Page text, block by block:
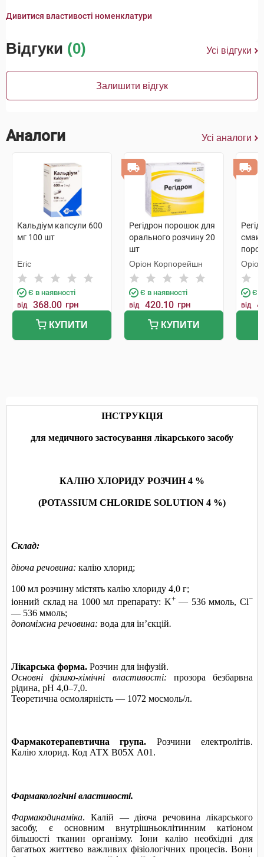
Дивитися властивості номенклатури
Відгуки (0) Усі відгуки
Залишити відгук
Аналоги Усі аналоги
Кальдіум капсули 600
мг 100 шт
Егіс
Є в наявності
від 368.00 грн
КУПИТИ
Регідрон порошок для
орального розчину 20
шт
Оріон Корпорейшн
Є в наявності
від 420.10 грн
КУПИТИ
10,7
Є в
від